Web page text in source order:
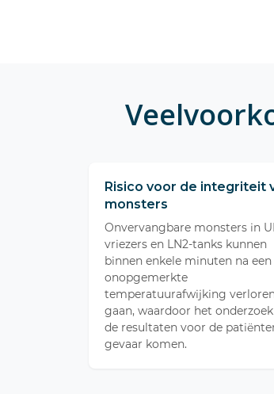
Risico voor de integriteit
monsters
Onvervangbare monsters in
vriezers en LN2-tanks kunnen
binnen enkele minuten na een
onopgemerkte
temperatuurafwijking
gaan, waardoor het
de resultaten voor de
gevaar komen.